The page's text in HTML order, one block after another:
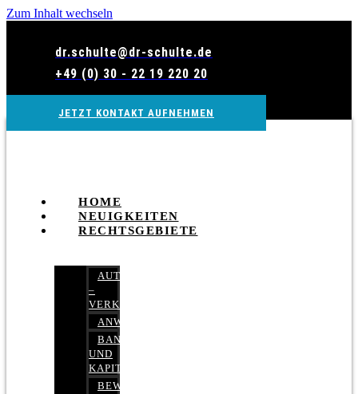
Zum Inhalt wechseln
dr.schulte@dr-schulte.de
+49 (0) 30 - 22 19 220 20
JETZT KONTAKT AUFNEHMEN
HOME
NEUIGKEITEN
RECHTSGEBIETE
AUTOBETRUG
–
VERKEHRSRECHT
ANWALTSHAFTUNGSRECHT
BANK-
UND
KAPITALMARKTRECHT
BEWERTUNGEN